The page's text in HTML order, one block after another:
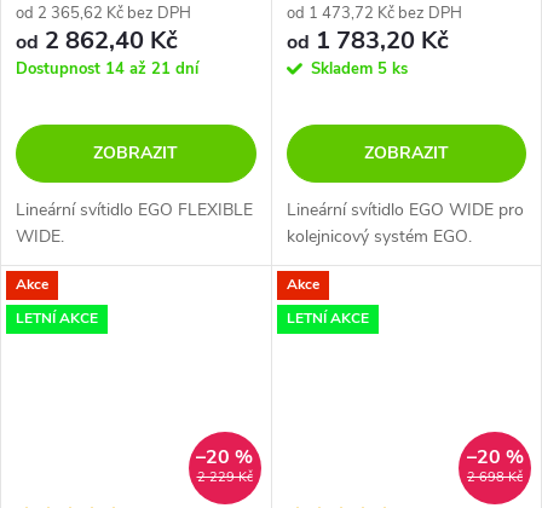
od 2 365,62 Kč bez DPH
od 2 862,40 Kč
Dostupnost 14 až 21 dní
ZOBRAZIT
Lineární svítidlo EGO FLEXIBLE
WIDE.
od 1 473,72 Kč bez DPH
od 1 783,20 Kč
Skladem 5 ks
ZOBRAZIT
Lineární svítidlo EGO WIDE pro
kolejnicový systém EGO.
Akce
LETNÍ AKCE
2 229 Kč
–20 %
Akce
LETNÍ AKCE
2 698 Kč
–20 %